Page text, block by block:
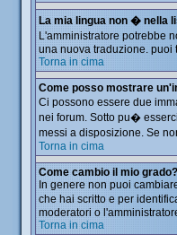
La mia lingua non � nella
L'amministratore potrebbe
una nuova traduzione. puoi
Torna in cima
Come posso mostrare
Ci possono essere due
nei forum. Sotto pu�
messi a disposizione. Se
Torna in cima
Come cambio il mio grado?
In genere non puoi
che hai scritto e per
moderatori o
Torna in cima